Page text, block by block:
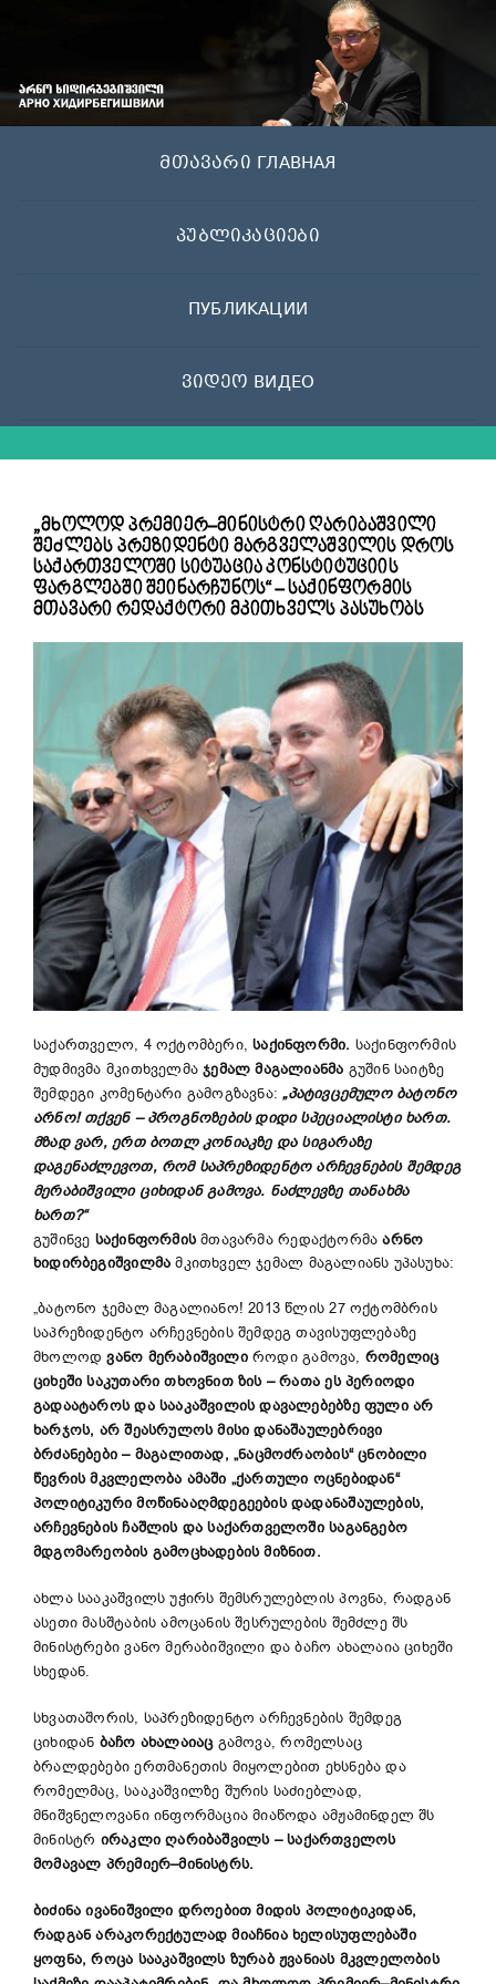
მთავარი ГЛАВНАЯ
პუბლიკაციები
ПУБЛИКАЦИИ
ვიდეო ВИДЕО
„მხოლოდ პრემიერ–მინისტრი ღარიბაშვილი
შეძლებს პრეზიდენტი მარგველაშვილის დროს
საქართველოში სიტუაცია კონსტიტუციის
ფარგლებში შეინარჩუნოს“ – საქინფორმის
მთავარი რედაქტორი მკითხველს პასუხობს
საქართველო, 4 ოქტომბერი,საქინფორმი. საქინფორმის
მუდმივმა მკითხველმაჯემალ მაგალიანმა გუშინ საიტზე
შემდეგი კომენტარი გამოგზავნა:„პატივცემულო ბატონო
არნო! თქვენ – პროგნოზების დიდი სპეციალისტი ხართ.
მზად ვარ, ერთ ბოთლ კონიაკზე და სიგარაზე
დაგენაძლევოთ, რომ საპრეზიდენტო არჩევნების შემდეგ
მერაბიშვილი ციხიდან გამოვა. ნაძლევზე თანახმა
ხართ?“
გუშინვე საქინფორმისმთავარმა რედაქტორმაარნო
ხიდირბეგიშვილმა მკითხველ ჯემალ მაგალიანს უპასუხა:
„ბატონო ჯემალ მაგალიანო! 2013 წლის 27 ოქტომბრის
საპრეზიდენტო არჩევნების შემდეგ თავისუფლებაზე
მხოლოდვანო მერაბიშვილიროდი გამოვა, რომელიც
ციხეში საკუთარი თხოვნით ზის – რათა ეს პერიოდი
გადაატაროს და სააკაშვილის დავალებებზე ფული არ
ხარჯოს, არ შეასრულოს მისი დანაშაულებრივი
ბრძანებები – მაგალითად, „ნაცმოძრაობის“ ცნობილი
წევრის მკვლელობა ამაში „ქართული ოცნებიდან“
პოლიტიკური მოწინააღმდეგეების დადანაშაულების,
არჩევნების ჩაშლის და საქართველოში საგანგებო
მდგომარეობის გამოცხადების მიზნით.
ახლა სააკაშვილს უჭირს შემსრულებლის პოვნა, რადგან
ასეთი მასშტაბის ამოცანის შესრულების შემძლე შს
მინისტრები ვანო მერაბიშვილი და ბაჩო ახალაია ციხეში
სხედან.
სხვათაშორის, საპრეზიდენტო არჩევნების შემდეგ
ციხიდან ბაჩო ახალაიაცგამოვა, რომელსაც
ბრალდებები ერთმანეთის მიყოლებით ეხსნება და
რომელმაც, სააკაშვილზე შურის საძიებლად,
მნიშვნელოვანი ინფორმაცია მიაწოდა ამჟამინდელ შს
მინისტრ ირაკლი ღარიბაშვილს – საქართველოს
მომავალ პრემიერ–მინისტრს.
ბიძინა ივანიშვილი დროებით მიდის პოლიტიკიდან,
რადგან არაკორექტულად მიაჩნია ხელისუფლებაში
ყოფნა, როცა სააკაშვილს ზურაბ ჟვანიას მკვლელობის